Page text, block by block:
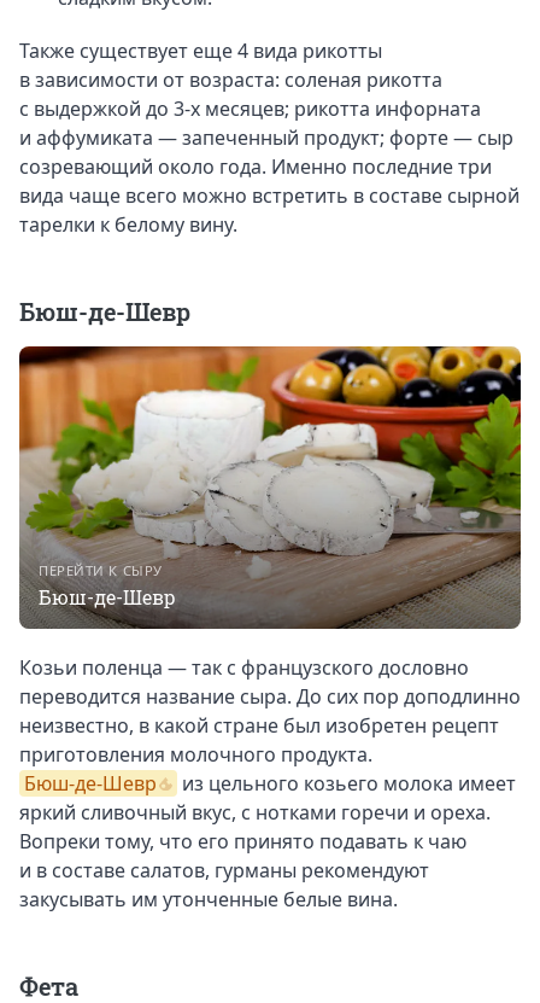
Также существует еще 4 вида рикотты
в зависимости от возраста: соленая рикотта
с выдержкой до 3-х месяцев; рикотта инфорната
и аффумиката — запеченный продукт; форте — сыр
созревающий около года. Именно последние три
вида чаще всего можно встретить в составе сырной
тарелки к белому вину.
Бюш-де-Шевр
ПЕРЕЙТИ К СЫРУ
Бюш-де-Шевр
Козьи поленца — так с французского дословно
переводится название сыра. До сих пор доподлинно
неизвестно, в какой стране был изобретен рецепт
приготовления молочного продукта.
Бюш-де-Шевр
из цельного козьего молока имеет
яркий сливочный вкус, с нотками горечи и ореха.
Вопреки тому, что его принято подавать к чаю
и в составе салатов, гурманы рекомендуют
закусывать им утонченные белые вина.
Фета